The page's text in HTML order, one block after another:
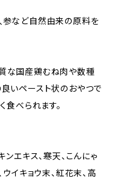
参など自然由来の原料を
な国産鶏むね肉や数種
いペースト状のおやつで
食べられます。
ンエキス、寒天、こんにゃ
イキョウ末、紅花末、高